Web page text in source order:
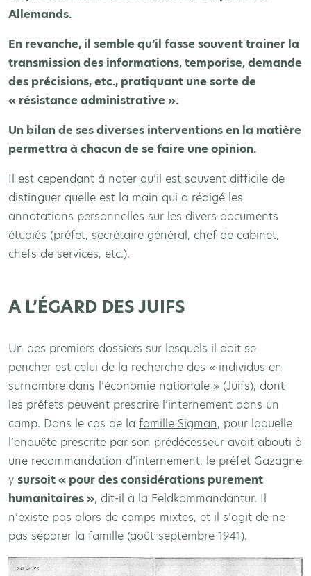
Allemands.
En revanche, il semble qu’il fasse souvent trainer la
transmission des informations, temporise, demande
des précisions, etc., pratiquant une sorte de
« résistance administrative ».
Un bilan de ses diverses interventions en la matière
permettra à chacun de se faire une opinion.
Il est cependant à noter qu’il est souvent difficile de
distinguer quelle est la main qui a rédigé les
annotations personnelles sur les divers documents
étudiés (préfet, secrétaire général, chef de cabinet,
chefs de services, etc.).
A L’ÉGARD DES JUIFS
Un des premiers dossiers sur lesquels il doit se
pencher est celui de la recherche des « individus en
surnombre dans l’économie nationale » (Juifs), dont
les préfets peuvent prescrire l’internement dans un
camp. Dans le cas de la famille Sigman, pour laquelle
l’enquête prescrite par son prédécesseur avait abouti à
une recommandation d’internement, le préfet Gazagne
y sursoit « pour des considérations purement
humanitaires », dit-il à la Feldkommandantur. Il
n’existe pas alors de camps mixtes, et il s’agit de ne
pas séparer la famille (août-septembre 1941).